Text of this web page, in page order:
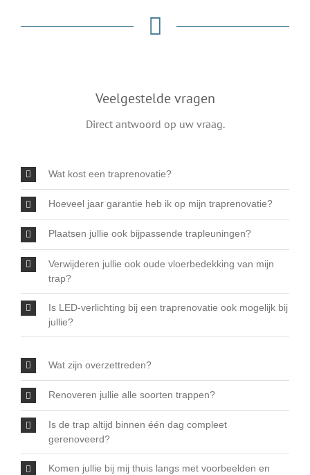
Veelgestelde vragen
Direct antwoord op uw vraag.
Wat kost een traprenovatie?
Hoeveel jaar garantie heb ik op mijn traprenovatie?
Plaatsen jullie ook bijpassende trapleuningen?
Verwijderen jullie ook oude vloerbedekking van mijn
trap?
Is LED-verlichting bij een traprenovatie ook mogelijk bij
jullie?
Wat zijn overzettreden?
Renoveren jullie alle soorten trappen?
Is de trap altijd binnen één dag compleet
gerenoveerd?
Komen jullie bij mij thuis langs met voorbeelden en